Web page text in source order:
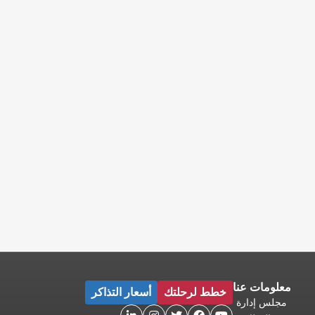
معلومات عنا
مجلس إدارة
خطط لرحلتك أسعار التذاكر